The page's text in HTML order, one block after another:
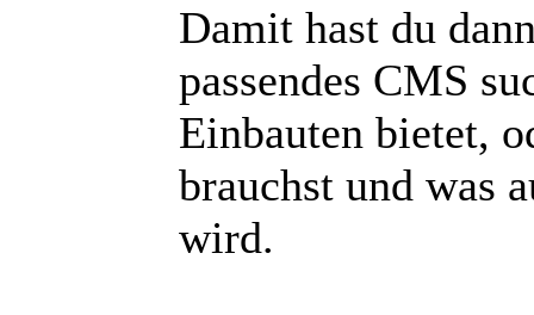
Damit hast du
passendes CMS
Einbauten bietet,
brauchst und was
wird.